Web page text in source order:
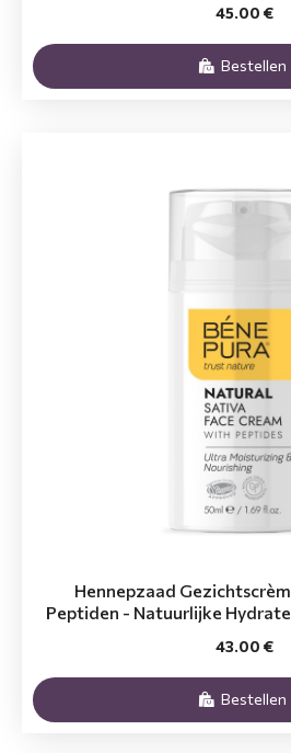
45.00 €
Bestellen
Hennepzaad
Peptiden - Natuurlijke
43.00 €
Bestellen